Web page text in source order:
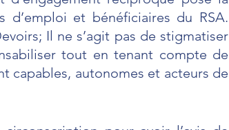
d’emploi et bénéficiaires du RSA.
Il ne s’agit pas de stigmatiser
tout en tenant compte de
capables, autonomes et acteurs de